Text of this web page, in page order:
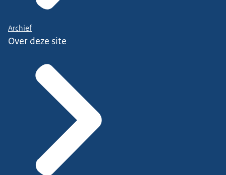
Archief
Over deze site